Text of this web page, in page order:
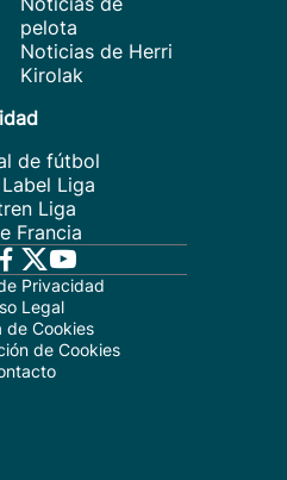
pelota
Noticias de Herri
Kirolak
de fútbol
Liga
Liga
Francia
Privacidad
Legal
de Cookies
de Cookies